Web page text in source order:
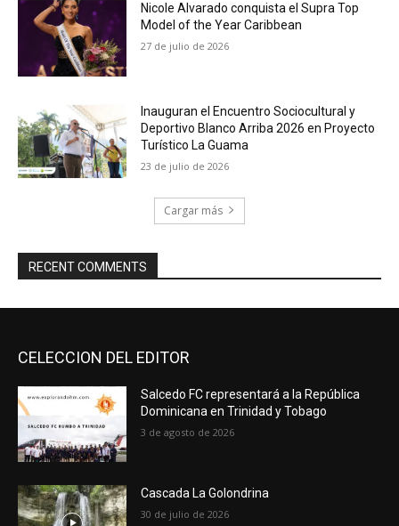
Nicole Alvarado conquista el Supra Top
Model of the Year Caribbean
27 de julio de 2026
Inauguran el Encuentro Sociocultural y
Deportivo Blanco Arriba 2026 en Proyecto
Turístico La Guama
23 de julio de 2026
Cargar más
RECENT COMMENTS
CELECCION DEL EDITOR
Salcedo FC representará a la República
Dominicana en Trinidad y Tobago
3 de agosto de 2026
Cascada La Golondrina
30 de julio de 2026